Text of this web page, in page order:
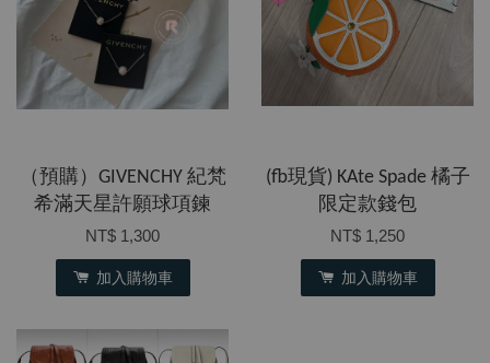
（預購）GIVENCHY 紀梵
希滿天星許願球項鍊
NT$ 1,300
加入購物車
(fb現貨) KAte Spade 橘子
限定款錢包
NT$ 1,250
加入購物車